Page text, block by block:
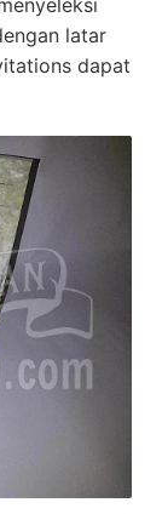
latar
dapat